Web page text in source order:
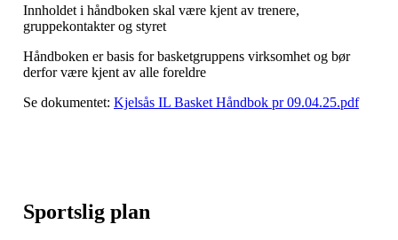
Innholdet i håndboken skal være kjent av trenere,
gruppekontakter og styret
Håndboken er basis for basketgruppens virksomhet og bør
derfor være kjent av alle foreldre
Se dokumentet: Kjelsås IL Basket Håndbok pr 09.04.25.pdf
Sportslig plan